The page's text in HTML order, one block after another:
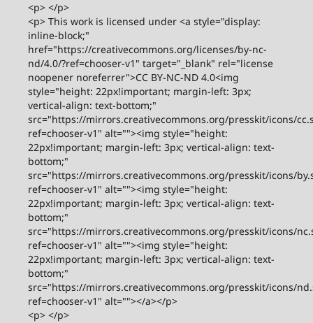
<p> </p>
<p> This work is licensed under <a style="display:
inline-block;"
href="https://creativecommons.org/licenses/by-nc-
nd/4.0/?ref=chooser-v1" target="_blank" rel="license
noopener noreferrer">CC BY-NC-ND 4.0<img
style="height: 22px!important; margin-left: 3px;
vertical-align: text-bottom;"
src="https://mirrors.creativecommons.org/presskit/icons/
ref=chooser-v1" alt=""><img style="height:
22px!important; margin-left: 3px; vertical-align: text-
bottom;"
src="https://mirrors.creativecommons.org/presskit/icons/
ref=chooser-v1" alt=""><img style="height:
22px!important; margin-left: 3px; vertical-align: text-
bottom;"
src="https://mirrors.creativecommons.org/presskit/icons/
ref=chooser-v1" alt=""><img style="height:
22px!important; margin-left: 3px; vertical-align: text-
bottom;"
src="https://mirrors.creativecommons.org/presskit/icons/
ref=chooser-v1" alt=""></a></p>
<p> </p>